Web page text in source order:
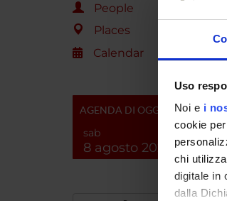
Uso
Noi e i
cookie
chi
digitale in
dalla
People
Places
Calendar
AGENDA DI OGGI
sab
8 agosto 2026